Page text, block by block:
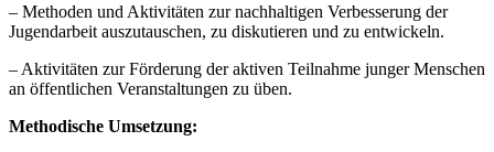
– Methoden und Aktivitäten zur nachhaltigen Verbesserung der
Jugendarbeit auszutauschen, zu diskutieren und zu entwickeln.
– Aktivitäten zur Förderung der aktiven Teilnahme junger Menschen
an öffentlichen Veranstaltungen zu üben.
Methodische Umsetzung: